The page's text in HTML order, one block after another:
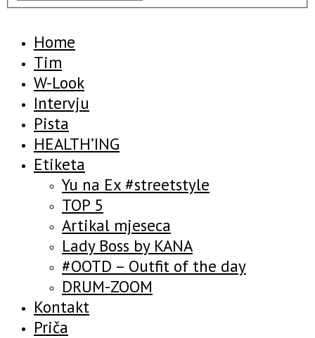
Home
Tim
W-Look
Intervju
Pista
HEALTH’ING
Etiketa
Yu na Ex #streetstyle
TOP 5
Artikal mjeseca
Lady Boss by KANA
#OOTD – Outfit of the day
DRUM-ZOOM
Kontakt
Priča